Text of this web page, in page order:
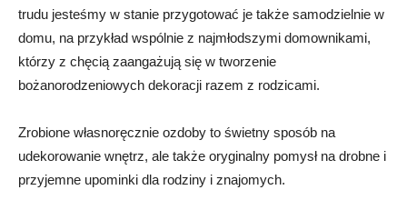
trudu jesteśmy w stanie przygotować je także samodzielnie w
domu, na przykład wspólnie z najmłodszymi domownikami,
którzy z chęcią zaangażują się w tworzenie
bożanorodzeniowych dekoracji razem z rodzicami.
Zrobione własnoręcznie ozdoby to świetny sposób na
udekorowanie wnętrz, ale także oryginalny pomysł na drobne i
przyjemne upominki dla rodziny i znajomych.